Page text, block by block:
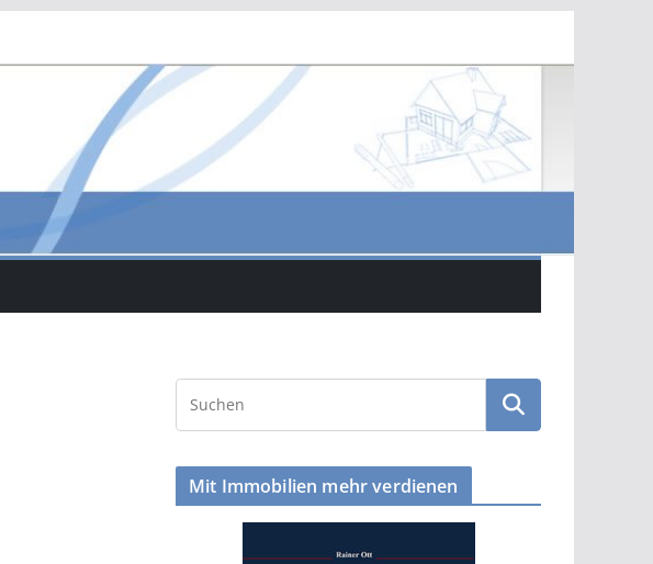
Mit Immobilien mehr verdienen